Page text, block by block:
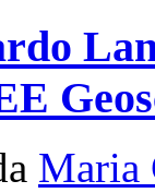
Maria